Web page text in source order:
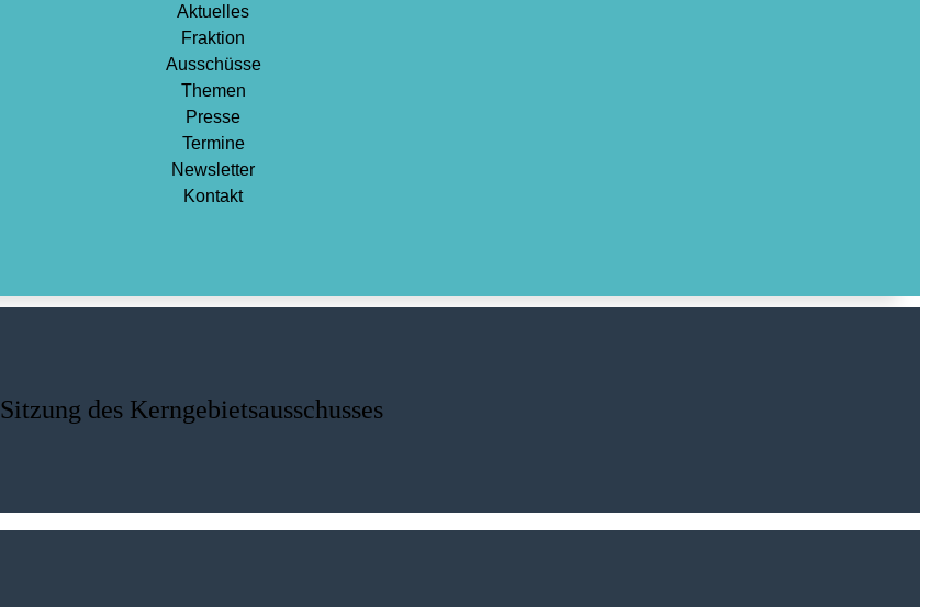
Wirtschaft
Wohnen
Aktuelles
Fraktion
Ausschüsse
Themen
Presse
Termine
Newsletter
Kontakt
Sitzung des Kerngebietsausschusses